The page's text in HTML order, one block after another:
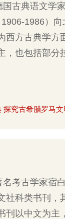
国古典语文学
1986）向
西方古典学方
，也包括部分
探究古希腊罗马
考古学家宿
社科类书刊，
刊以中文为主